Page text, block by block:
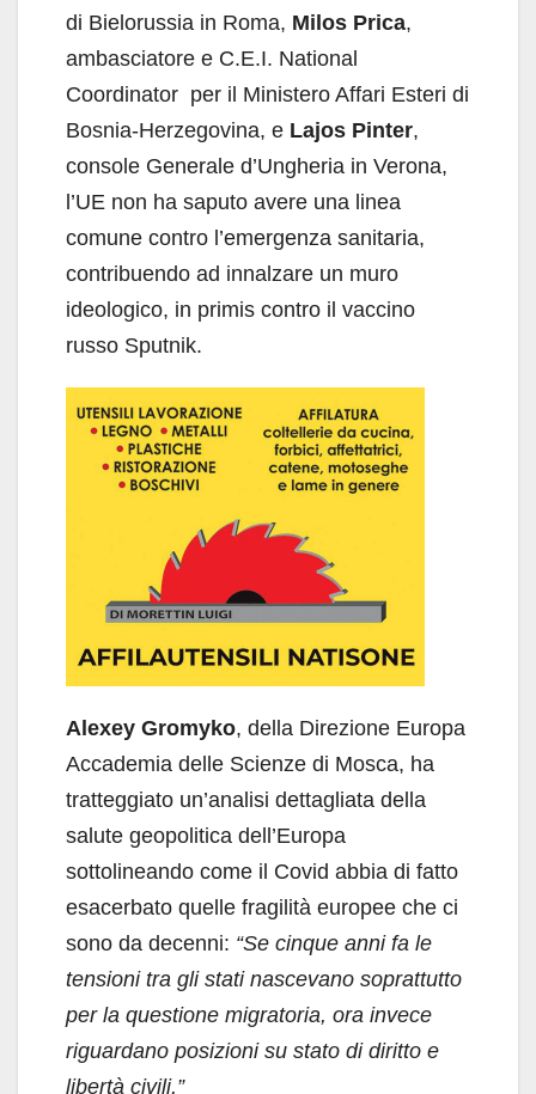
di Bielorussia in Roma, Milos Prica,
ambasciatore e C.E.I. National
Coordinator per il Ministero Affari Esteri di
Bosnia-Herzegovina, e Lajos Pinter,
console Generale d’Ungheria in Verona,
l’UE non ha saputo avere una linea
comune contro l’emergenza sanitaria,
contribuendo ad innalzare un muro
ideologico, in primis contro il vaccino
russo Sputnik.
Alexey Gromyko, della Direzione Europa
Accademia delle Scienze di Mosca, ha
tratteggiato un’analisi dettagliata della
salute geopolitica dell’Europa
sottolineando come il Covid abbia di fatto
esacerbato quelle fragilità europee che ci
sono da decenni: “Se cinque anni fa le
tensioni tra gli stati nascevano soprattutto
per la questione migratoria, ora invece
riguardano posizioni su stato di diritto e
libertà civili.”